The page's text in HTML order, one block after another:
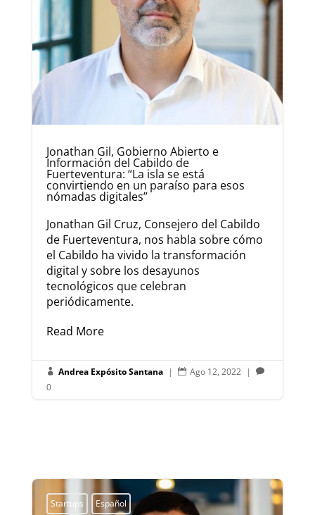
Jonathan Gil, Gobierno Abierto e
Información del Cabildo de
Fuerteventura: “La isla se está
convirtiendo en un paraíso para esos
nómadas digitales”
Jonathan Gil Cruz, Consejero del Cabildo
de Fuerteventura, nos habla sobre cómo
el Cabildo ha vivido la transformación
digital y sobre los desayunos
tecnológicos que celebran
periódicamente.
Read More
 Andrea Expósito Santana |  Ago 12, 2022 | 
0
Startups Español